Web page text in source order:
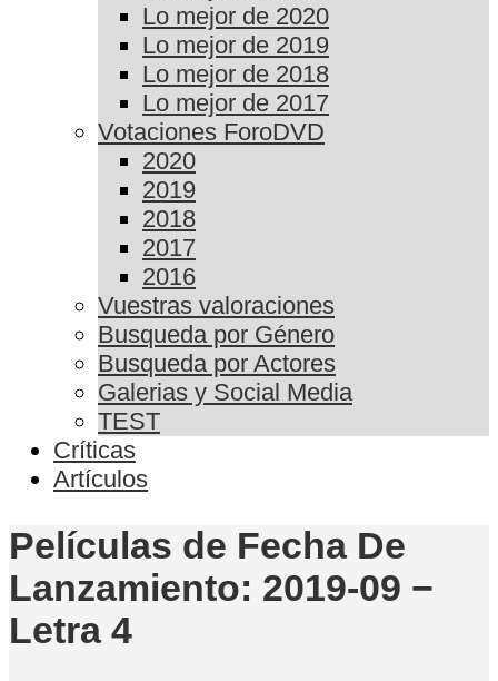
Lo mejor de 2020
Lo mejor de 2019
Lo mejor de 2018
Lo mejor de 2017
Votaciones ForoDVD
2020
2019
2018
2017
2016
Vuestras valoraciones
Busqueda por Género
Busqueda por Actores
Galerias y Social Media
TEST
Críticas
Artículos
Películas de Fecha De
Lanzamiento: 2019-09 −
Letra 4